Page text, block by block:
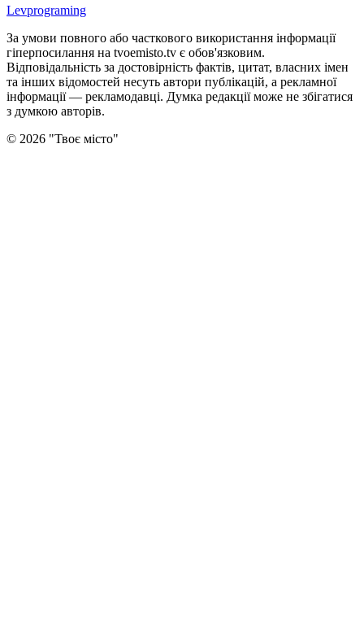
Levprograming
За умови повного або часткового використання iнформацiї
гіперпосилання на tvoemisto.tv є обов'язковим.
Відповідальність за достовірність фактів, цитат, власних імен
та інших відомостей несуть автори публікацій, а рекламної
інформації — рекламодавці. Думка редакцiї може не збiгатися
з думкою авторiв.
© 2026 "Твоє місто"